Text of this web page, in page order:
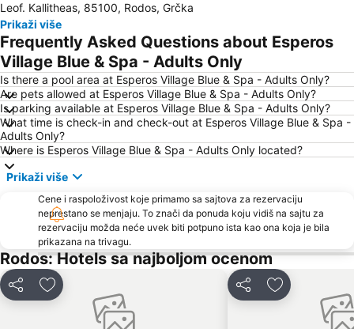
Rhodes International Airport
Turunc Public Beach
Icmeler II Public Beach
Akvarijum u Rodosu
29. 25th March – Greece independence day
26. 28th October - NO anniversary
Leof. Kallitheas, 85100, Rodos, Grčka
Prikaži više
Frequently Asked Questions about Esperos
Village Blue & Spa - Adults Only
Is there a pool area at Esperos Village Blue & Spa - Adults Only?
Are pets allowed at Esperos Village Blue & Spa - Adults Only?
Is parking available at Esperos Village Blue & Spa - Adults Only?
What time is check-in and check-out at Esperos Village Blue & Spa -
Adults Only?
Where is Esperos Village Blue & Spa - Adults Only located?
Prikaži više
Cene i raspoloživost koje primamo sa sajtova za rezervaciju
neprestano se menjaju. To znači da ponuda koju vidiš na sajtu za
rezervaciju možda neće uvek biti potpuno ista kao ona koja je bila
prikazana na trivagu.
Rodos: Hotels sa najboljom ocenom
Deli Dodati u favorite Deli Dodati u